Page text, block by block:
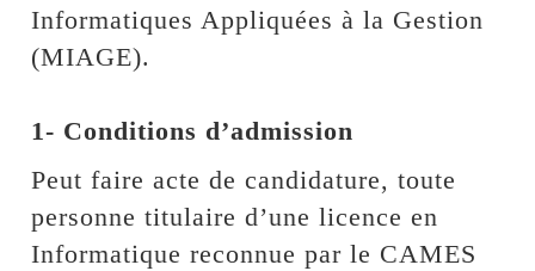
Informatiques Appliquées à la Gestion
(MIAGE).
1- Conditions d’admission
Peut faire acte de candidature, toute
personne titulaire d’une licence en
Informatique reconnue par le CAMES